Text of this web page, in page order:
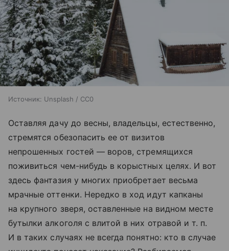
Источник: Unsplash / CC0
Оставляя дачу до весны, владельцы, естественно,
стремятся обезопасить ее от визитов
непрошенных гостей — воров, стремящихся
поживиться чем-нибудь в корыстных целях. И вот
здесь фантазия у многих приобретает весьма
мрачные оттенки. Нередко в ход идут капканы
на крупного зверя, оставленные на видном месте
бутылки алкоголя с влитой в них отравой и т. п.
И в таких случаях не всегда понятно: кто в случае